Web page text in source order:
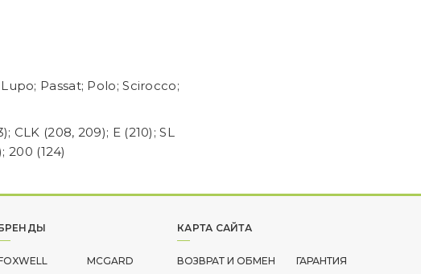
Passat; Polo; Scirocco;
CLK (208, 209); E (210); SL
200 (124)
MCGARD
КАРТА САЙТА
ВОЗВРАТ И ОБМЕН ГАРАНТИЯ